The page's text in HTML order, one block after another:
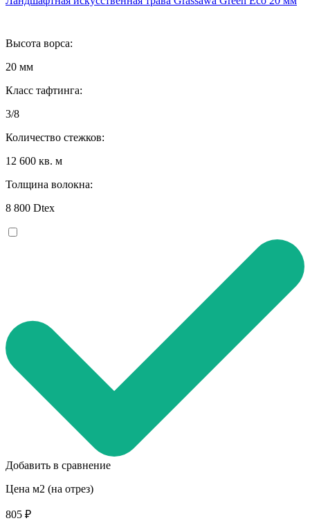
Высота ворса:
20 мм
Класс тафтинга:
3/8
Количество стежков:
12 600 кв. м
Толщина волокна:
8 800 Dtex
Добавить в сравнение
Цена м2 (на отрез)
805 ₽